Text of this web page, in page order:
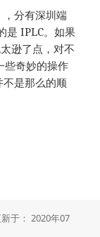
，分有深圳端
是 IPLC。如果
逊了点，对不
些奇妙的操作
是那么的顺
于： 2020年07